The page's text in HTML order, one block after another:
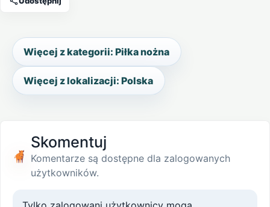
Więcej z kategorii: Piłka nożna
Więcej z lokalizacji: Polska
Skomentuj
Komentarze są dostępne dla zalogowanych
użytkowników.